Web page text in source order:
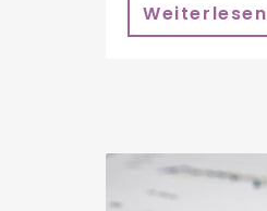
Weiterlesen